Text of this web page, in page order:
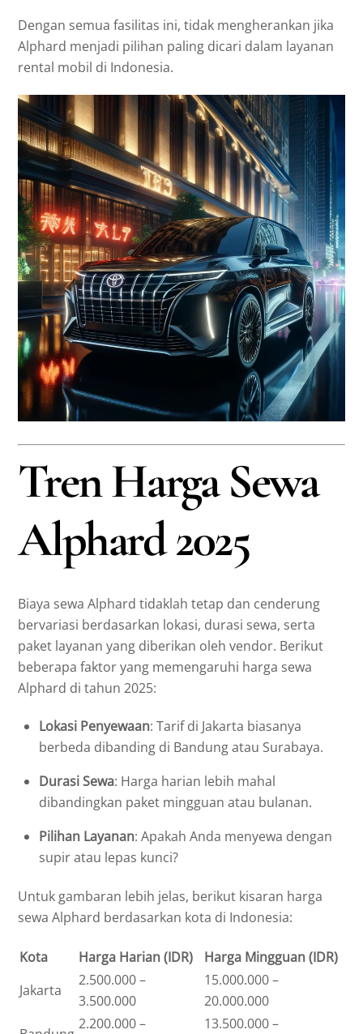
Dengan semua fasilitas ini, tidak mengherankan jika
Alphard menjadi pilihan paling dicari dalam layanan
rental mobil di Indonesia.
Tren Harga Sewa
Alphard 2025
Biaya sewa Alphard tidaklah tetap dan cenderung
bervariasi berdasarkan lokasi, durasi sewa, serta
paket layanan yang diberikan oleh vendor. Berikut
beberapa faktor yang memengaruhi harga sewa
Alphard di tahun 2025:
Lokasi Penyewaan: Tarif di Jakarta biasanya
berbeda dibanding di Bandung atau Surabaya.
Durasi Sewa: Harga harian lebih mahal
dibandingkan paket mingguan atau bulanan.
Pilihan Layanan: Apakah Anda menyewa dengan
supir atau lepas kunci?
Untuk gambaran lebih jelas, berikut kisaran harga
sewa Alphard berdasarkan kota di Indonesia:
Kota Harga Harian (IDR)
Harga Mingguan (IDR)
Jakarta
2.500.000 –
3.500.000
15.000.000 –
20.000.000
2.200.000 – 13.500.000 –